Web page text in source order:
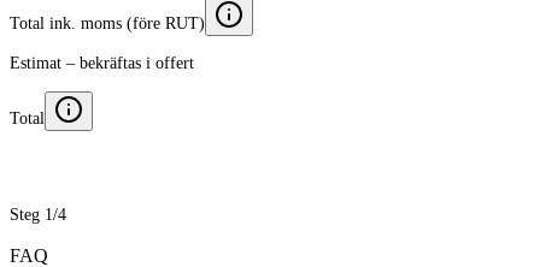
Total ink. moms (före RUT)
Estimat – bekräftas i offert
Total
Steg 1/4
FAQ